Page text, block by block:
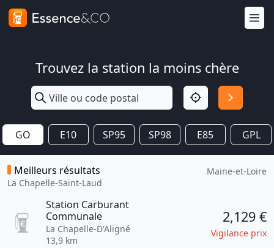
Trouvez la station la moins chère
GO E10 SP95 SP98 E85 GPL
Meilleurs résultats
La Chapelle-Saint-Laud
Maine-et-Loire
Station Carburant
Communale
La Chapelle-D'Aligné
13,9 km
2,129 €
Vigilance prix